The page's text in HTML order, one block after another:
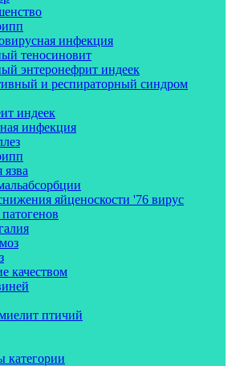
инфекция
теносиновит
энтеронефрит индеек
и респираторный синдром
индеек
инфекция
яйценоскости '76 вирус
качеством
птичий
категории